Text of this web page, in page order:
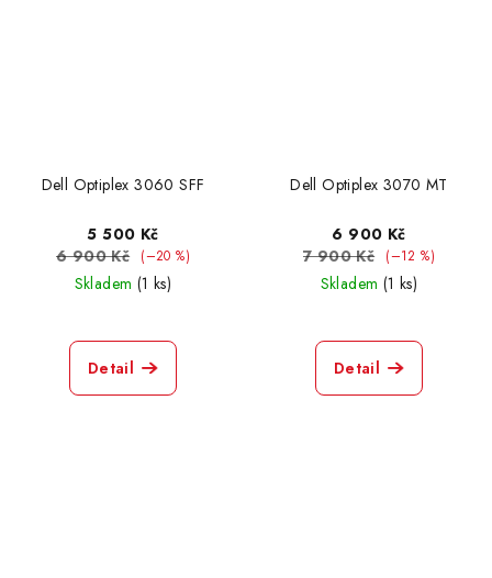
Dell Optiplex 3060 SFF
5 500 Kč
6 900 Kč
(–20 %)
Skladem (1 ks)
Detail
Dell Optiplex 3070 MT
6 900 Kč
7 900 Kč
(–12 %)
Skladem (1 ks)
Detail